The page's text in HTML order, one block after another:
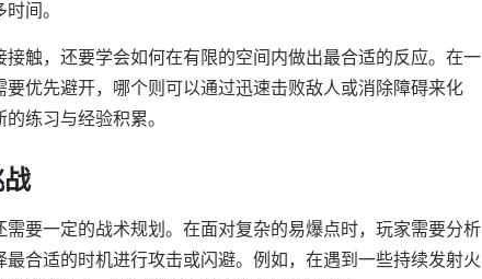
间。
触，还要学会如何在有限的空间内做出最合适的反应。在一
优先避开，哪个则可以通过迅速击败敌人或消除障碍来化
练习与经验积累。
要一定的战术规划。在面对复杂的易爆点时，玩家需要分析
合适的时机进行攻击或闪避。例如，在遇到一些持续发射火